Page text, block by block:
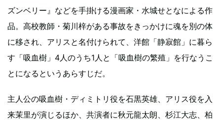
ズンベリー』などを手掛ける漫画家・水城せとなによる作
品。高校教師・菊川梓がある事故をきっかけに魂を別の体
に移され、アリスと名付けられて、洋館「静寂館」に暮ら
す「吸血樹」4人のうち1人と「吸血樹の繁殖」を行なうこ
とになるというあらすじだ。
主人公の吸血樹・ディミトリ役を石黒英雄、アリス役を入
来茉里が演じるほか、共演者に秋元龍太朗、杉江大志、柏